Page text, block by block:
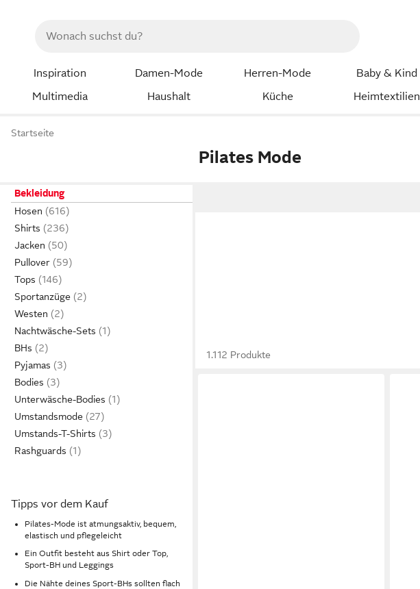
Inspiration Damen-Mode Herren-Mode Baby & Kind
Multimedia
Haushalt Küche Heimtextilien
Startseite
Pilates Mode
Bekleidung
Hosen
Shirts
Jacken
Pullover
Tops
Sportanzüge
Westen
Nachtwäsche-Sets
BHs
Pyjamas
Bodies
Unterwäsche-Bodies
Umstandsmode
Umstands-T-Shirts
Rashguards
Tipps vor dem Kauf
Pilates-Mode ist atmungsaktiv, bequem,
elastisch und pflegeleicht
Ein Outfit besteht aus Shirt oder Top,
Sport-BH und Leggings
Die Nähte deines Sport-BHs sollten flach
1.112 Produkte